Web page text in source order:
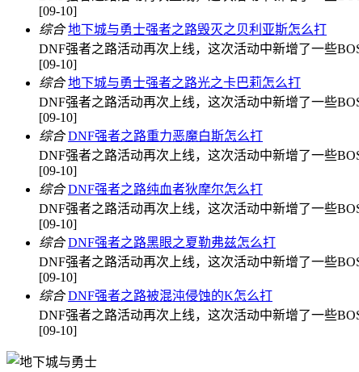
[09-10]
综合 地下城与勇士强者之路毁灭之贝利亚斯怎么打
DNF强者之路活动再次上线，这次活动中新增了一些
[09-10]
综合 地下城与勇士强者之路光之卡巴莉怎么打
DNF强者之路活动再次上线，这次活动中新增了一些
[09-10]
综合 DNF强者之路重力恶魔白斯怎么打
DNF强者之路活动再次上线，这次活动中新增了一些
[09-10]
综合 DNF强者之路纯血者狄摩尔怎么打
DNF强者之路活动再次上线，这次活动中新增了一些
[09-10]
综合 DNF强者之路黑眼之夏勒弗兹怎么打
DNF强者之路活动再次上线，这次活动中新增了一些
[09-10]
综合 DNF强者之路被混沌侵蚀的K怎么打
DNF强者之路活动再次上线，这次活动中新增了一些
[09-10]